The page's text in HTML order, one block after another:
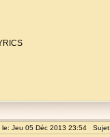
Jeu 05 Déc 2013 23:54